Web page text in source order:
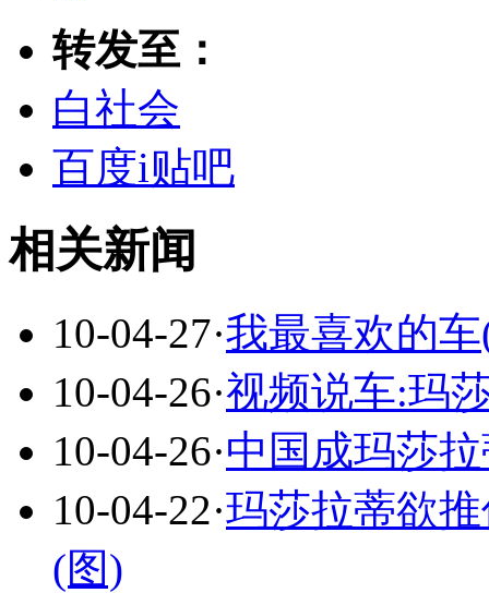
转发至：
白社会
百度i贴吧
相关新闻
10-04-27·我最喜欢的
10-04-26·视频说车:玛
10-04-26·中国成玛莎
10-04-22·玛莎拉蒂欲
(图)